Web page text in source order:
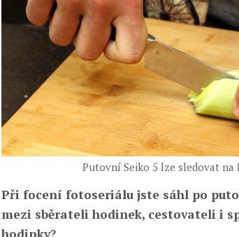
Putovní Seiko 5 lze sledovat na
Při focení fotoseriálu jste sáhl po
mezi sběrateli hodinek, cestovateli i
hodinky?